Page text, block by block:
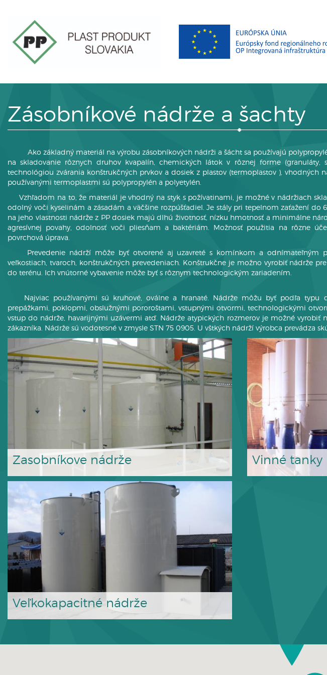
Zásobníkové nádrže a šachty
Ako základný materiál na výrobu zásobníkových nádrži a šácht sa používajú
na skladovanie rôznych druhov kvapalín, chemických látok v rôznej forme (granuláty,
technológiou zvárania konštrukčných prvkov a dosiek z plastov (termoplastov ), vhodných
používanými termoplastmi sú polypropylén a polyetylén.
Vzhľadom na to, že materiál je vhodný na styk s požívatinami, je možné v nádržiach
odolný voči kyselinám a zásadám a väčšine rozpúšťadiel. Je stály pri tepelnom zaťažení do
na jeho vlastnosti nádrže z PP dosiek majú dlhú životnosť, nízku hmotnosť a minimálne
agresívnej povahy, odolnosť voči pliesňam a baktériám. Možnosť použitia na rôzne
povrchová úprava.
Prevedenie nádrží môže byť otvorené aj uzavreté s komínkom a odnímateľným
veľkostiach, tvaroch, konštrukčných prevedeniach. Konštrukčne je možno vyrobiť nádrže
do terénu. Ich vnútorné vybavenie môže byť s rôznym technologickým zariadením.
Najviac používanými sú kruhové, oválne a hranaté. Nádrže môžu byť podľa typu
prepážkami, poklopmi, obslužnými pororoštami, vstupnými otvormi, technologickými
vstup do nádrže, havarijnými uzávermi atď. Nádrže atypických rozmerov je možné vyrobiť
zákazníka. Nádrže sú vodotesné v zmysle STN 75 0905. U vštkých nádrží výrobca prevádza
Zasobníkove nádrže Vinné tanky
Veľkokapacitné nádrže